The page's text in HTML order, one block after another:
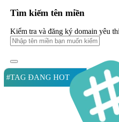
Tìm kiếm tên miền
Kiểm tra và đăng ký domain yêu
#TAG ĐANG HOT